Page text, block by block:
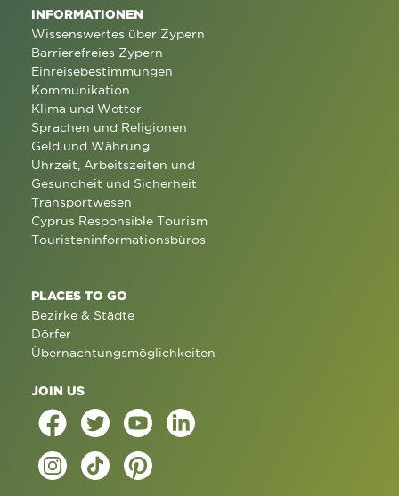
INFORMATIONEN
Wissenswertes über Zypern
Barrierefreies Zypern
Einreisebestimmungen
Kommunikation
Klima und Wetter
Sprachen und Religionen
Geld und Währung
Uhrzeit, Arbeitszeiten und
Gesundheit und Sicherheit
Transportwesen
Cyprus Responsible Tourism
Touristeninformationsbüros
PLACES TO GO
Bezirke & Städte
Dörfer
Übernachtungsmöglichkeiten
JOIN US